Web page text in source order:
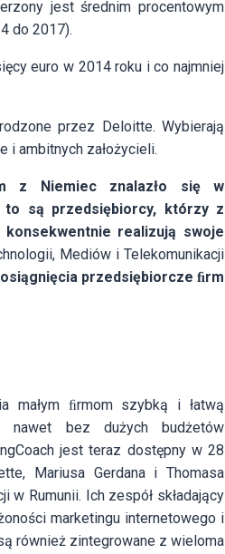
jest średnim procentowym
do 2017).
euro w 2014 roku i co najmniej
przez Deloitte. Wybierają
i ambitnych założycieli.
z Niemiec znalazło się w
to są przedsiębiorcy, którzy z
realizują swoje
Mediów i Telekomunikacji
przedsiębiorcze ﬁrm
małym ﬁrmom szybką i łatwą
nawet bez dużych budżetów
jest teraz dostępny w 28
Mariusa Gerdana i Thomasa
Rumunii. Ich zespół składający
marketingu internetowego i
również zintegrowane z wieloma